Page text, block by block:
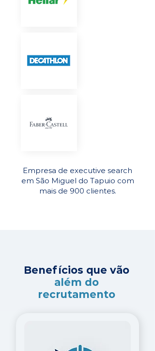
Empresa de executive search
em São Miguel do Tapuio com
mais de 900 clientes.
Benefícios que vão
além do
recrutamento